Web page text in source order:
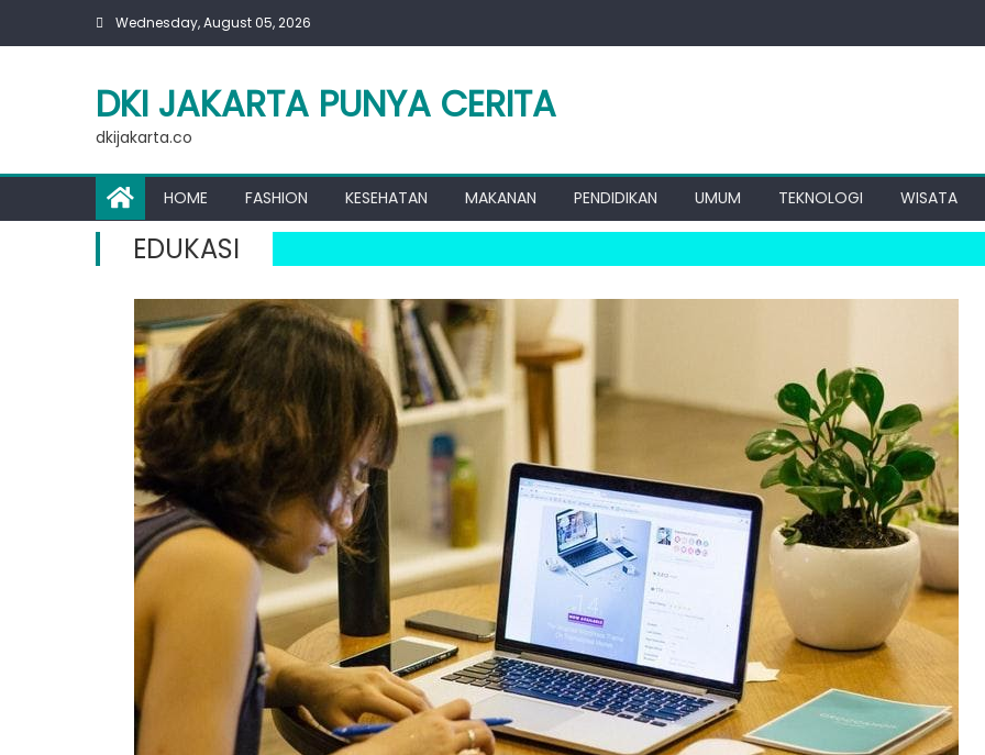
Wednesday, August 05, 2026
DKI JAKARTA PUNYA CERITA
dkijakarta.co
HOME FASHION KESEHATAN MAKANAN PENDIDIKAN UMUM TEKNOLOGI WISATA
EDUKASI